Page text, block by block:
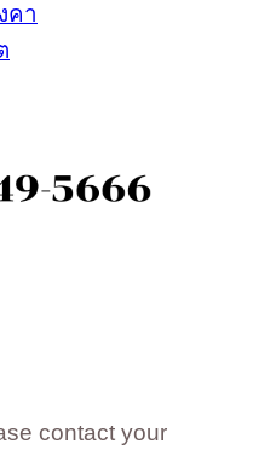
คา
contact your